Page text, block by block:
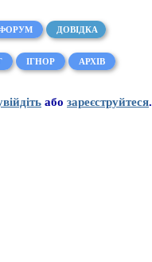
ДОВІДКА
ІГНОР АРХІВ
або зареєструйтеся.